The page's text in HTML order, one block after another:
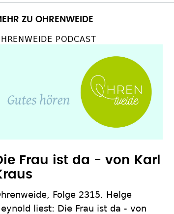
ZU OHRENWEIDE
PODCAST
Frau ist da - von Karl
Folge 2315. Helge
liest: Die Frau ist da - von